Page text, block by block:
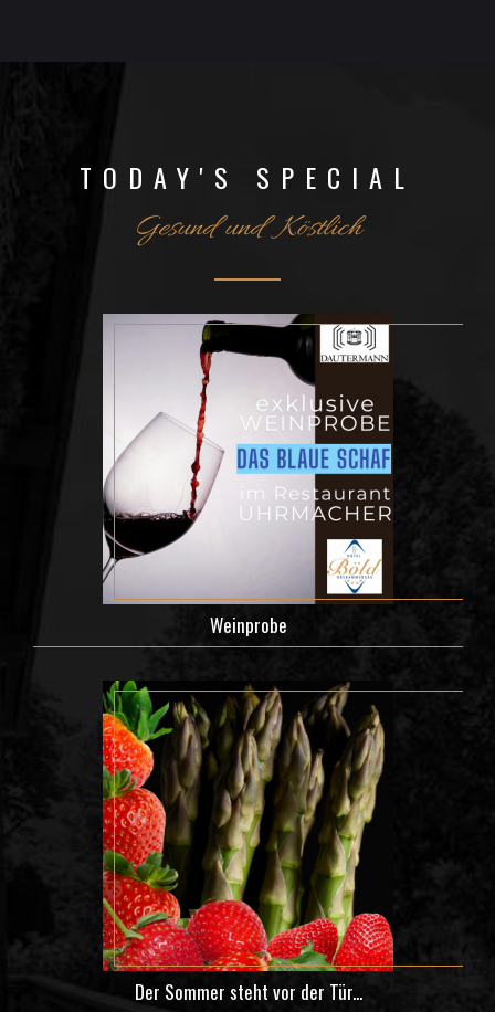
TODAY'S SPECIAL
Gesund und Köstlich
Weinprobe
Der Sommer steht vor der Tür...